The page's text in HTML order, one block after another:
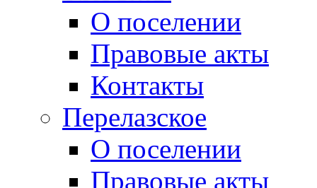
О поселении
Правовые акты
Контакты
Перелазское
О поселении
Правовые акты